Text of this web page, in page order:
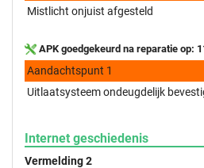
Mistlicht onjuist afgesteld
APK goedgekeurd na reparatie op:
Aandachtspunt 1
Uitlaatsysteem ondeugdelijk
Internet geschiedenis
Vermelding 2